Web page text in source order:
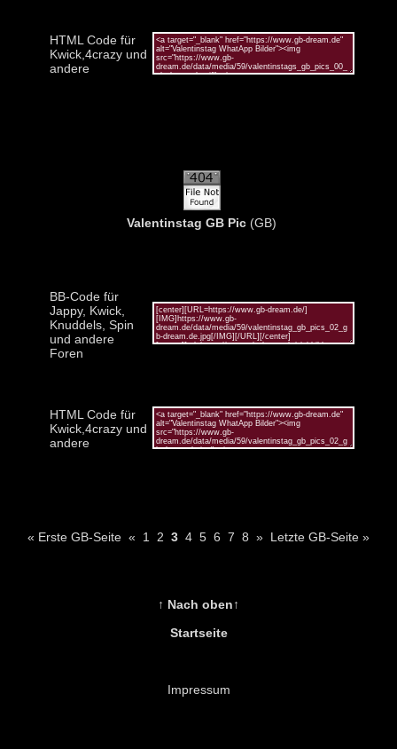
HTML Code für
Kwick,4crazy und
andere
Valentinstag GB Pic (GB)
BB-Code für
Jappy, Kwick,
Knuddels, Spin
und andere
Foren
HTML Code für
Kwick,4crazy und
andere
« Erste GB-Seite « 1 2 3 4 5 6 7 8 » Letzte GB-Seite »
↑ Nach oben↑
Startseite
Impressum